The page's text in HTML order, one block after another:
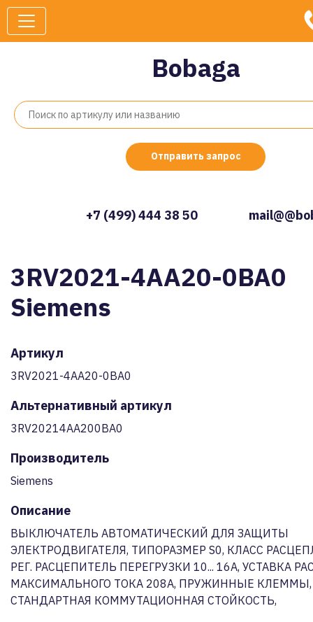
Bobaga
Отправить запрос
+7 (499) 444 38 50
3RV2021-4AA20-0BA0
Siemens
Артикул
3RV2021-4AA20-0BA0
Альтернативный артикул
3RV20214AA200BA0
Производитель
Siemens
Описание
ВЫКЛЮЧАТЕЛЬ АВТОМАТИЧЕСКИЙ ДЛЯ ЗАЩИТЫ
ЭЛЕКТРОДВИГАТЕЛЯ, ТИПОРАЗМЕР S0, КЛАСС
РЕГ. РАСЦЕПИТЕЛЬ ПЕРЕГРУЗКИ 10... 16A, УСТАВКА
МАКСИМАЛЬНОГО ТОКА 208A, ПРУЖИННЫЕ КЛЕММЫ,
СТАНДАРТНАЯ КОММУТАЦИОННАЯ СТОЙКОСТЬ,